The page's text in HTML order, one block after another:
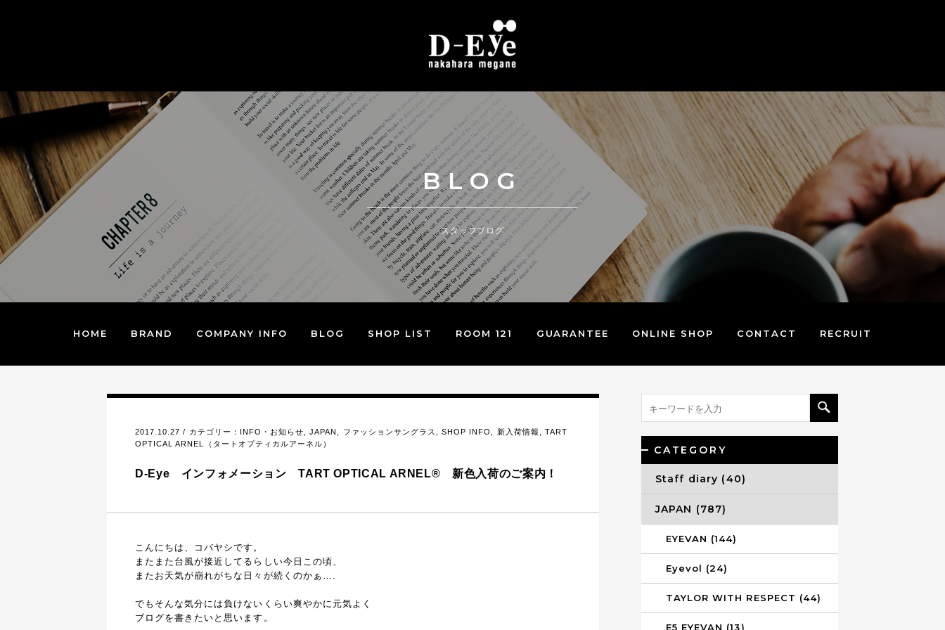
BLOG
スタッフブログ
HOME BRAND COMPANY INFO BLOG SHOP LIST ROOM 121 GUARANTEE ONLINE SHOP CONTACT RECRUIT
2017.10.27 / カテゴリー： INFO・お知らせ ,JAPAN ファッションサングラス ,SHOP INFO 新入荷情報
TART
OPTICAL ARNEL（タートオプティカルアーネル）
D-Eye インフォメーション TART OPTICAL ARNEL® 新色入荷のご案内！
こんにちは、コバヤシです。
またまた台風が接近してるらしい今日この頃、
またお天気が崩れがちな日々が続くのかぁ….
でもそんな気分には負けないくらい爽やかに元気よく
ブログを書きたいと思います。
CATEGORY
Staff diary (40)
JAPAN (787)
EYEVAN (144)
Eyevol (24)
TAYLOR WITH RESPECT (44)
E5 EYEVAN (13)